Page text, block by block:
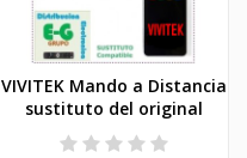
VIVITEK Mando a Distancia
sustituto del original